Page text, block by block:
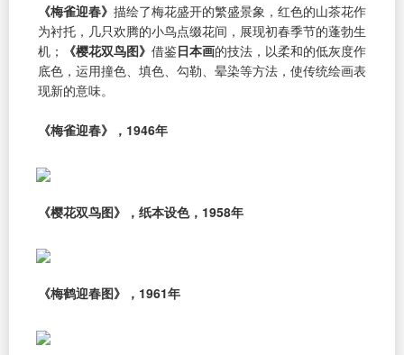
《梅雀迎春》 描绘了梅花盛开的繁盛景象，红色的山茶花作
为衬托，几只欢腾的小鸟点缀花间，展现初春季节的蓬勃生
机；
《樱花双鸟图》 借鉴日本画的技法，以柔和的低灰度作
底色，运用撞色、填色、勾勒、晕染等方法，使传统绘画表
现新的意味。
《梅雀迎春》，1946年
《樱花双鸟图》，纸本设色，1958年
《梅鹤迎春图》，1961年